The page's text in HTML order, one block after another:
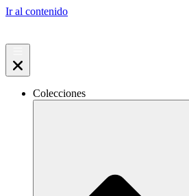
Ir al contenido
Colecciones